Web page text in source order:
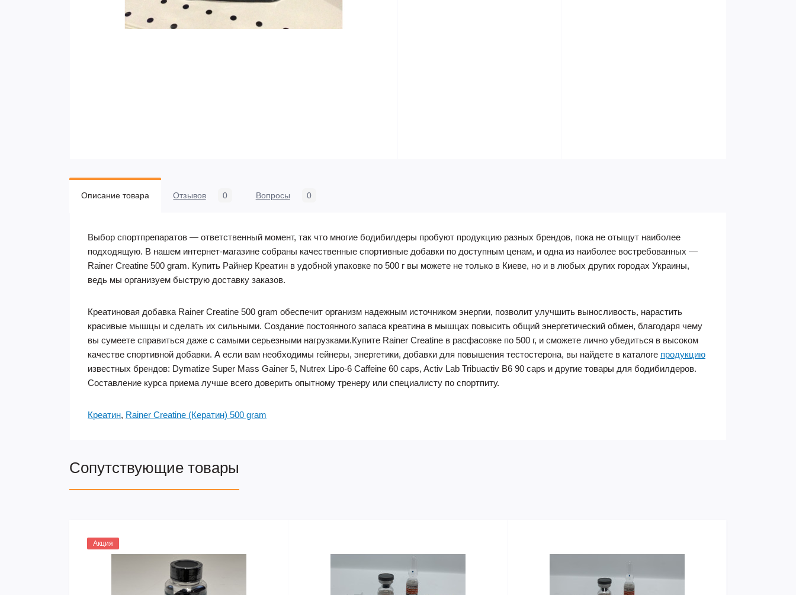
Описание товара Отзывов 0 Вопросы 0
Выбор спортпрепаратов — ответственный момент, так что многие бодибилдеры пробуют продукцию разных брендов, пока не отыщут наиболее
подходящую. В нашем интернет-магазине собраны качественные спортивные добавки по доступным ценам, и одна из наиболее востребованных —
Rainer Creatine 500 gram. Купить Райнер Креатин в удобной упаковке по 500 г вы можете не только в Киеве, но и в любых других городах Украины,
ведь мы организуем быструю доставку заказов.
Креатиновая добавка Rainer Creatine 500 gram обеспечит организм надежным источником энергии, позволит улучшить выносливость, нарастить
красивые мышцы и сделать их сильными. Создание постоянного запаса креатина в мышцах повысить общий энергетический обмен, благодаря чему
вы сумеете справиться даже с самыми серьезными нагрузками.Купите Rainer Creatine в расфасовке по 500 г, и сможете лично убедиться в высоком
качестве спортивной добавки. А если вам необходимы гейнеры, энергетики, добавки для повышения тестостерона, вы найдете в каталоге продукцию
известных брендов: Dymatize Super Mass Gainer 5, Nutrex Lipo-6 Caffeine 60 caps, Activ Lab Tribuactiv B6 90 caps и другие товары для бодибилдеров.
Составление курса приема лучше всего доверить опытному тренеру или специалисту по спортпиту.
Креатин, Rainer Creatine (Кератин) 500 gram
Сопутствующие товары